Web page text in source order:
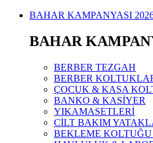
BAHAR KAMPANYASI
BAHAR
BERBER TEZGAH
BERBER
ÇOCUK & KASA
BANKO & KASİYER
YIKAMASETLERİ
CİLT BAKIM
BEKLEME KOLTUĞU